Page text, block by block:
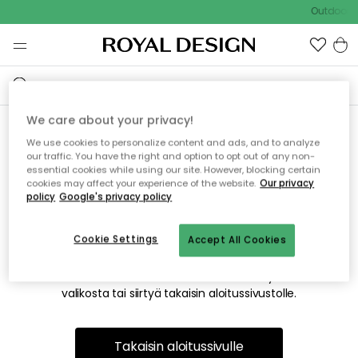
Outdoor
Emme valitettavasti löydä
etsimääsi sivua
Tämä voi johtua siitä, että sivua ei enää ole tai siitä, että se
on siirretty muualle. Pahoittelemme tästä mahdollisesti
valikosta tai siirtyä takaisin aloitussivustolle.
Takaisin aloitussivulle
We care about your privacy!
We use cookies to personalize content and ads, and to analyze
our traffic. You have the right and option to opt out of any non-
essential cookies while using our site. However, blocking certain
cookies may affect your experience of the website. Our privacy
policy Google's privacy policy
Accept All Cookies
Cookie Settings